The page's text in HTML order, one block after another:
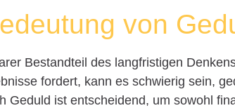
von
Bestandteil des langfristigen
fordert, kann es schwierig sein,
Geduld ist entscheidend, um sowohl